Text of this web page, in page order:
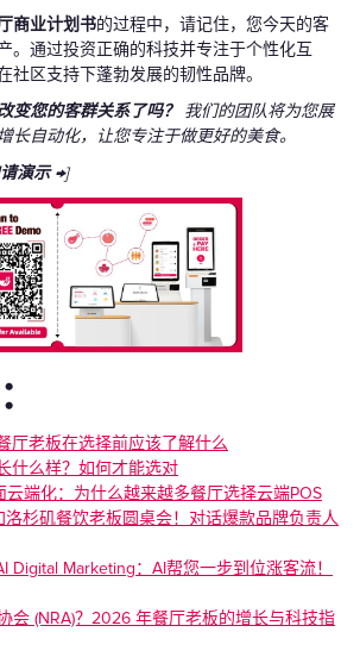
商业计划书的过程中，请记住，您今天的客
。通过投资正确的科技并专注于个性化互
社区支持下蓬勃发展的韧性品牌。
变您的客群关系了吗？ 我们的团队将为您展
长自动化，让您专注于做更好的美食。
演示 →]
厅老板在选择前应该了解什么
什么样？如何才能选对
端化：为什么越来越多餐厅选择云端POS
杉矶餐饮老板圆桌会！对话爆款品牌负责人
Marketing：AI帮您一步到位涨客流！
会 (NRA)？2026 年餐厅老板的增长与科技指